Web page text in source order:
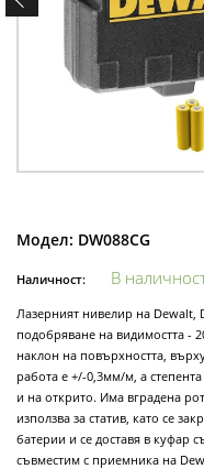
Модел: DW088CG
Наличност: В
Лазерният нивелир на Dewalt,
подобряване на видимостта -
наклон на повърхността,
работа е +/-0,3мм/м, а
и на открито. Има вградена
използва за статив, като се
батерии и се доставя в куфар
съвместим с приемника на